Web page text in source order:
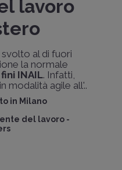
lavoro
al di fuori
la normale
INAIL. Infatti,
modalità agile all'..
in Milano
del lavoro -